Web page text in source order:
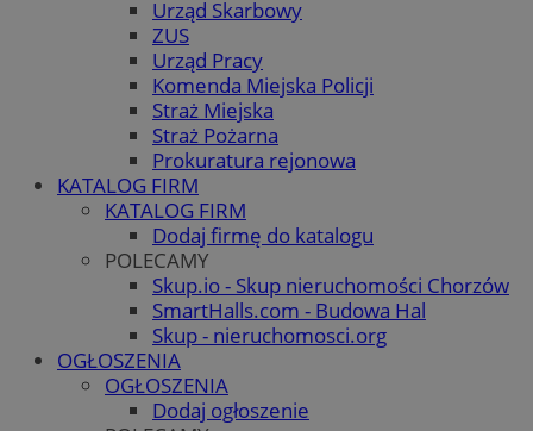
Urząd Skarbowy
ZUS
Urząd Pracy
Komenda Miejska Policji
Straż Miejska
Straż Pożarna
Prokuratura rejonowa
KATALOG FIRM
KATALOG FIRM
Dodaj firmę do katalogu
POLECAMY
Skup.io - Skup nieruchomości Chorzów
SmartHalls.com - Budowa Hal
Skup - nieruchomosci.org
OGŁOSZENIA
OGŁOSZENIA
Dodaj ogłoszenie